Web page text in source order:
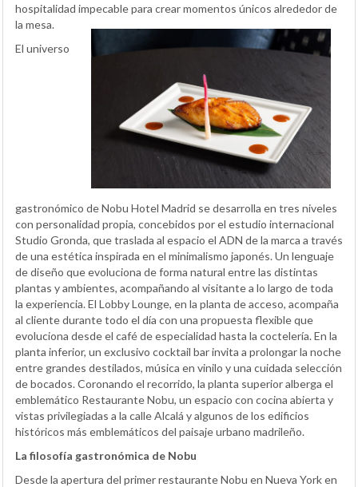
hospitalidad impecable para crear momentos únicos alrededor de
la mesa.
El universo
gastronómico de Nobu Hotel Madrid se desarrolla en tres niveles
con personalidad propia, concebidos por el estudio internacional
Studio Gronda, que traslada al espacio el ADN de la marca a través
de una estética inspirada en el minimalismo japonés. Un lenguaje
de diseño que evoluciona de forma natural entre las distintas
plantas y ambientes, acompañando al visitante a lo largo de toda
la experiencia. El Lobby Lounge, en la planta de acceso, acompaña
al cliente durante todo el día con una propuesta flexible que
evoluciona desde el café de especialidad hasta la coctelería. En la
planta inferior, un exclusivo cocktail bar invita a prolongar la noche
entre grandes destilados, música en vinilo y una cuidada selección
de bocados. Coronando el recorrido, la planta superior alberga el
emblemático Restaurante Nobu, un espacio con cocina abierta y
vistas privilegiadas a la calle Alcalá y algunos de los edificios
históricos más emblemáticos del paisaje urbano madrileño.
La filosofía gastronómica de Nobu
Desde la apertura del primer restaurante Nobu en Nueva York en